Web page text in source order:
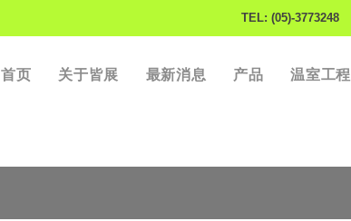
TEL: (05)-3773248
首页 关于皆展 最新消息 产品 温室工程